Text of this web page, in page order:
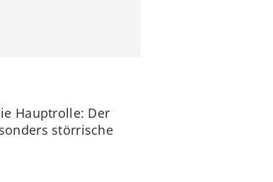
Hauptrolle: Der
störrische